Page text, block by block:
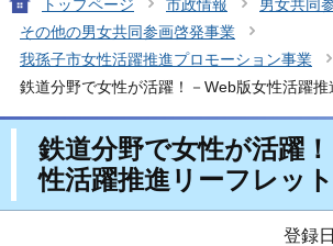
トップページ 市政情報
男女共同
その他の男女共同参画啓発事業
我孫子市女性活躍推進プロモーション事業
鉄道分野で女性が活躍！－Web版女性活躍推
鉄道分野で女性が活躍
性活躍推進リーフレッ
登録